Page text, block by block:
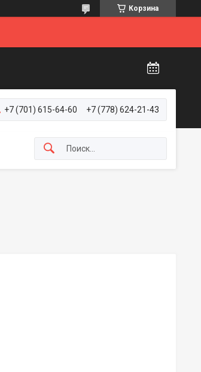
Корзина
+7 (701) 615-64-60 +7 (778) 624-21-43